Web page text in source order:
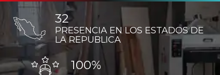
32
PRESENCIA EN LOS ESTADOS DE
LA REPUBLICA
100%